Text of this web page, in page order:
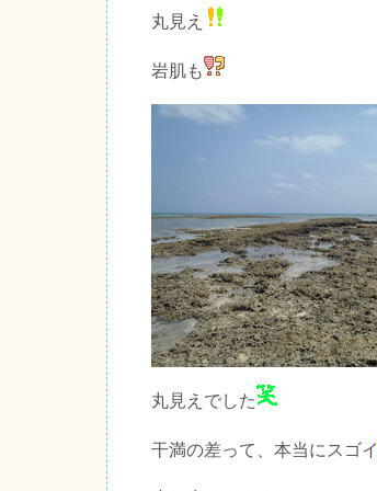
丸見え
岩肌も
丸見えでした
干満の差って、本当にスゴイ